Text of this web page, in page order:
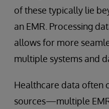
of these typically lie
an EMR. Processing
allows for more
multiple systems and
Healthcare data often
sources—multiple